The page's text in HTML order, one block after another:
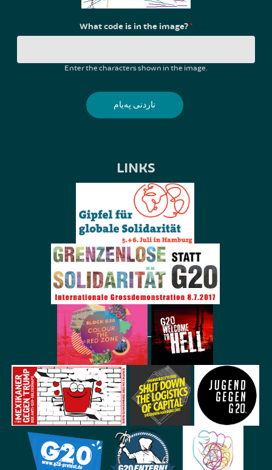
What code is in the image?*
Enter the characters shown in the image.
LINKS